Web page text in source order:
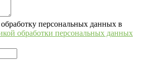
персональных данных в
обработки персональных данных